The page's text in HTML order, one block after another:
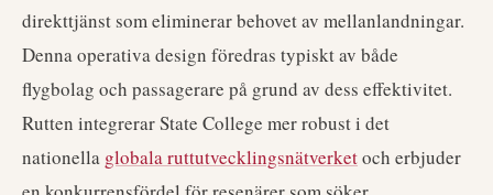
direkttjänst som eliminerar behovet av mellanlandningar.
Denna operativa design föredras typiskt av både
flygbolag och passagerare på grund av dess effektivitet.
Rutten integrerar State College mer robust i det
nationella globala ruttutvecklingsnätverketoch erbjuder